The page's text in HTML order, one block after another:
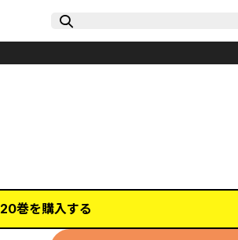
20巻を購入する